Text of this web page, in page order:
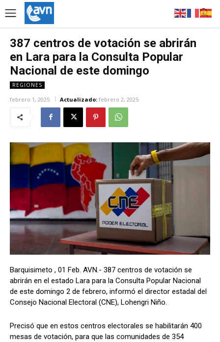
387 centros de votación se abrirán
en Lara para la Consulta Popular
Nacional de este domingo
REGIONES
febrero 1, 2025 Actualizado: febrero 2, 2025
Barquisimeto , 01 Feb. AVN.- 387 centros de votación se
abrirán en el estado Lara para la Consulta Popular Nacional
de este domingo 2 de febrero, informó el director estadal del
Consejo Nacional Electoral (CNE), Lohengri Niño.
Precisó que en estos centros electorales se habilitarán 400
mesas de votación, para que las comunidades de 354